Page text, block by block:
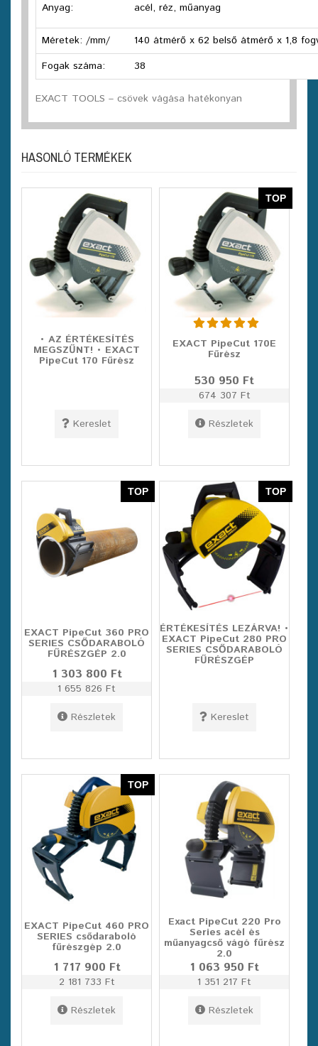
Anyag:
acél, réz, műanyag
Méretek: /mm/
140 átmérő x 62 belső átmérő x 1,8
Fogak száma:
38
EXACT TOOLS – csövek vágása hatékonyan
HASONLÓ TERMÉKEK
• AZ ÉRTÉKESÍTÉS
MEGSZŰNT! • EXACT
PipeCut 170 Fűrész
Kereslet
TOP
EXACT PipeCut 170E
Fűrész
530 950 Ft
674 307 Ft
Részletek
TOP
EXACT PipeCut 360 PRO
SERIES CSŐDARABOLÓ
FŰRÉSZGÉP 2.0
1 303 800 Ft
1 655 826 Ft
Részletek
TOP
ÉRTÉKESÍTÉS LEZÁRVA! •
EXACT PipeCut 280 PRO
SERIES CSŐDARABOLÓ
FŰRÉSZGÉP
Kereslet
TOP
EXACT PipeCut 460 PRO
SERIES csődaraboló
fűrészgép 2.0
1 717 900 Ft
2 181 733 Ft
Részletek
Exact PipeCut 220 Pro
Series acél és
műanyagcső vágó fűrész
2.0
1 063 950 Ft
1 351 217 Ft
Részletek